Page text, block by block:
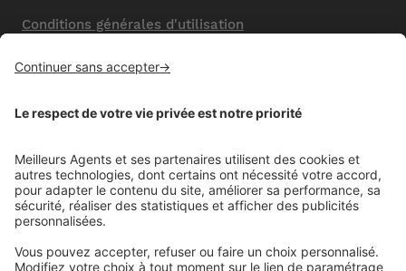
Conditions générales d'utilisation
Nos honoraires de vente
Politique de confidentialité
Mentions comparateur
Aide
Contactez-nous